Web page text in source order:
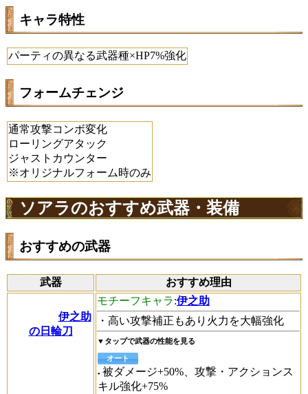
キャラ特性
パーティの異なる武器種×HP7%強化
フォームチェンジ
通常攻撃コンボ変化
ローリングアタック
ジャストカウンター
※オリジナルフォーム時のみ
ソアラのおすすめ武器・装備
おすすめの武器
武器 おすすめ理由
伊之助
の日輪刀
モチーフキャラ:伊之助
・高い攻撃補正もあり火力を大幅強化
▼タップで武器の性能を見る
オート
被ダメージ+50%、攻撃・アクションス
キル強化+75%